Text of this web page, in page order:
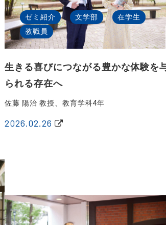
ゼミ紹介 文学部
在学生
教職員
生きる喜びにつながる豊かな体験を
られる存在へ
佐藤 陽治 教授、教育学科4年
2026.02.26